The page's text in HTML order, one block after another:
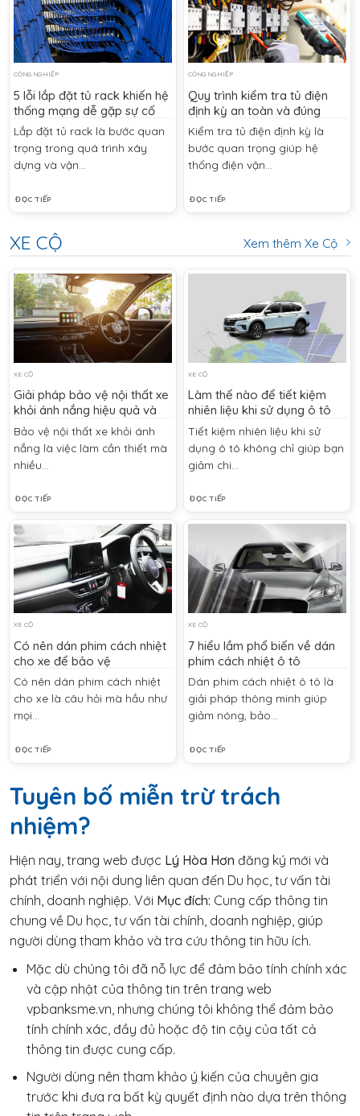
CÔNG NGHIỆP
5 lỗi lắp đặt tủ rack khiến hệ
thống mạng dễ gặp sự cố
Lắp đặt tủ rack là bước quan
trọng trong quá trình xây
dựng và vận...
ĐỌC TIẾP
CÔNG NGHIỆP
Quy trình kiểm tra tủ điện
định kỳ an toàn và đúng
chuẩn
Kiểm tra tủ điện định kỳ là
bước quan trọng giúp hệ
thống điện vận...
ĐỌC TIẾP
XE CỘ Xem thêm Xe Cộ
XE CỘ
Giải pháp bảo vệ nội thất xe
khỏi ánh nắng hiệu quả và
bền lâu
Bảo vệ nội thất xe khỏi ánh
nắng là việc làm cần thiết mà
nhiều...
ĐỌC TIẾP
XE CỘ
Làm thế nào để tiết kiệm
nhiên liệu khi sử dụng ô tô
hằng ngày?
Tiết kiệm nhiên liệu khi sử
dụng ô tô không chỉ giúp bạn
giảm chi...
ĐỌC TIẾP
XE CỘ
Có nên dán phim cách nhiệt
cho xe để bảo vệ
Có nên dán phim cách nhiệt
cho xe là câu hỏi mà hầu như
mọi...
ĐỌC TIẾP
XE CỘ
7 hiểu lầm phổ biến về dán
phim cách nhiệt ô tô
Dán phim cách nhiệt ô tô là
giải pháp thông minh giúp
giảm nóng, bảo...
ĐỌC TIẾP
Tuyên bố miễn trừ trách
nhiệm?
Hiện nay, trang web được Lý Hòa Hơn đăng ký mới và
phát triển với nội dung liên quan đến Du học, tư vấn tài
chính, doanh nghiệp. Với Mục đích: Cung cấp thông tin
chung về Du học, tư vấn tài chính, doanh nghiệp, giúp
người dùng tham khảo và tra cứu thông tin hữu ích.
Mặc dù chúng tôi đã nỗ lực để đảm bảo tính chính xác
và cập nhật của thông tin trên trang web
vpbanksme.vn, nhưng chúng tôi không thể đảm bảo
tính chính xác, đầy đủ hoặc độ tin cậy của tất cả
thông tin được cung cấp.
Người dùng nên tham khảo ý kiến của chuyên gia
trước khi đưa ra bất kỳ quyết định nào dựa trên thông